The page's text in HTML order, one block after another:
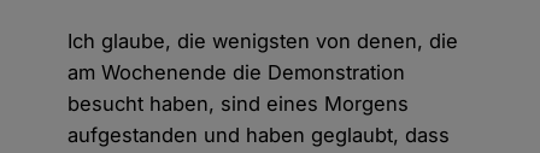
Ich glaube, die wenigsten von denen, die
am Wochenende die Demonstration
besucht haben, sind eines Morgens
aufgestanden und haben geglaubt, dass